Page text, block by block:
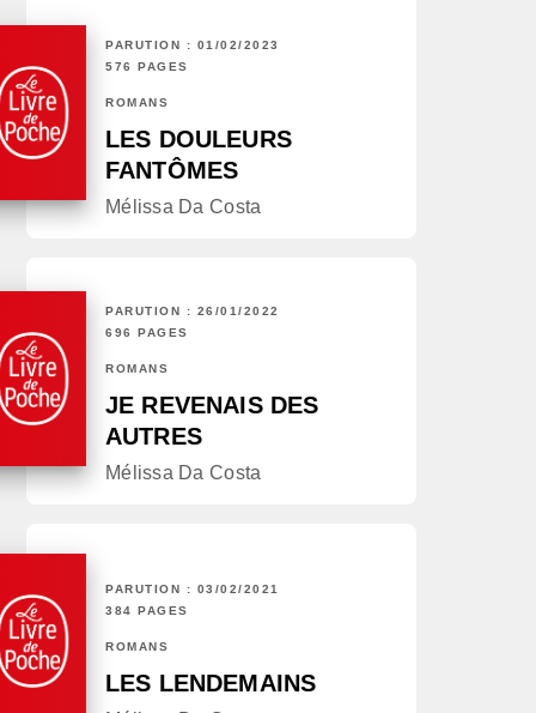
PARUTION : 01/02/2023
576 PAGES
ROMANS
LES DOULEURS
FANTÔMES
Mélissa Da Costa
PARUTION : 26/01/2022
696 PAGES
ROMANS
JE REVENAIS DES
AUTRES
Mélissa Da Costa
PARUTION : 03/02/2021
384 PAGES
ROMANS
LES LENDEMAINS